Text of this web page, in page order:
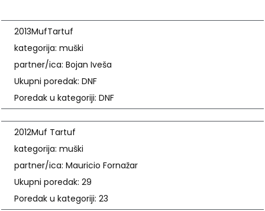
2013MufTartuf
kategorija: muški
partner/ica: Bojan Iveša
Ukupni poredak: DNF
Poredak u kategoriji: DNF
2012Muf Tartuf
kategorija: muški
partner/ica: Mauricio Fornažar
Ukupni poredak: 29
Poredak u kategoriji: 23